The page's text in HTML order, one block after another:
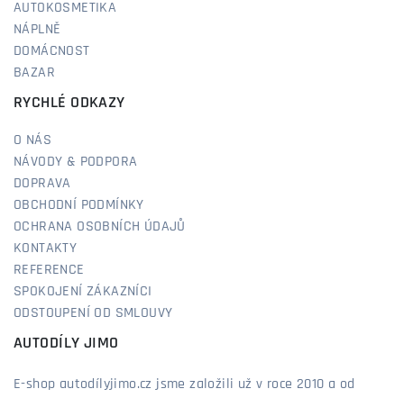
AUTOKOSMETIKA
NÁPLNĚ
DOMÁCNOST
BAZAR
RYCHLÉ ODKAZY
O NÁS
NÁVODY & PODPORA
DOPRAVA
OBCHODNÍ PODMÍNKY
OCHRANA OSOBNÍCH ÚDAJŮ
KONTAKTY
REFERENCE
SPOKOJENÍ ZÁKAZNÍCI
ODSTOUPENÍ OD SMLOUVY
AUTODÍLY JIMO
E-shop autodílyjimo.cz jsme založili už v roce 2010 a od